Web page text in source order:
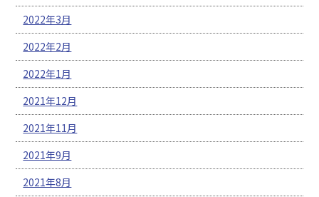
2022年3月
2022年2月
2022年1月
2021年12月
2021年11月
2021年9月
2021年8月